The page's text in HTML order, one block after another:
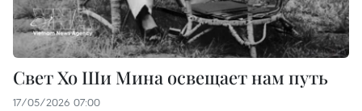
Свет Хо Ши Мина освещает нам путь
17/05/2026 07:00